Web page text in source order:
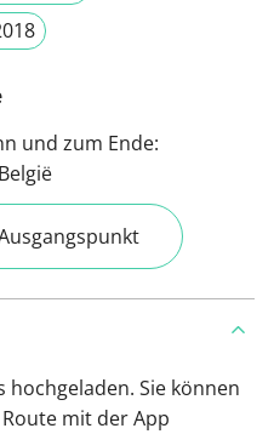
und zum Ende:
hochgeladen. Sie können
mit der App